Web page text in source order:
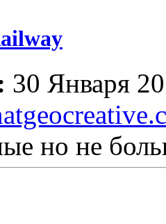
30 Января
но не